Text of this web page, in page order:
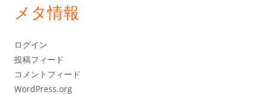
イ
メタ情報
ログイン
投稿フィード
コメントフィード
WordPress.org